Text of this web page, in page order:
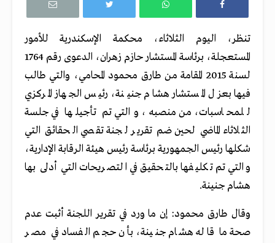
تنظر، اليوم الثلاثاء، محكمة الإسكندرية للأمور
المستعجلة، برئاسة المستشار حازم زهران، الدعوى رقم 1764
لسنة 2015 المقامة من طارق محمود المحامي، والتي طالب
فيها بعزل المستشار هشام جنينة، رئيس الجهاز المركزي
للمحاسبات، من منصبه، والتي تم تأجيلها في جلسة
الثلاثاء الماضي لحين ضم تقرير لجنة تقصي الحقائق التي
شكلها رئيس الجمهورية برئاسة رئيس هيئة الرقابة الإدارية،
والتي تم تكليفها بالتحقيق في التصريحات التي أدلى بها
هشام جنينة.
وقال طارق محمود: إن ما ورد في تقرير اللجنة أثبت عدم
صحة ما قاله هشام جنينة، بأن حجم الفساد في مصر